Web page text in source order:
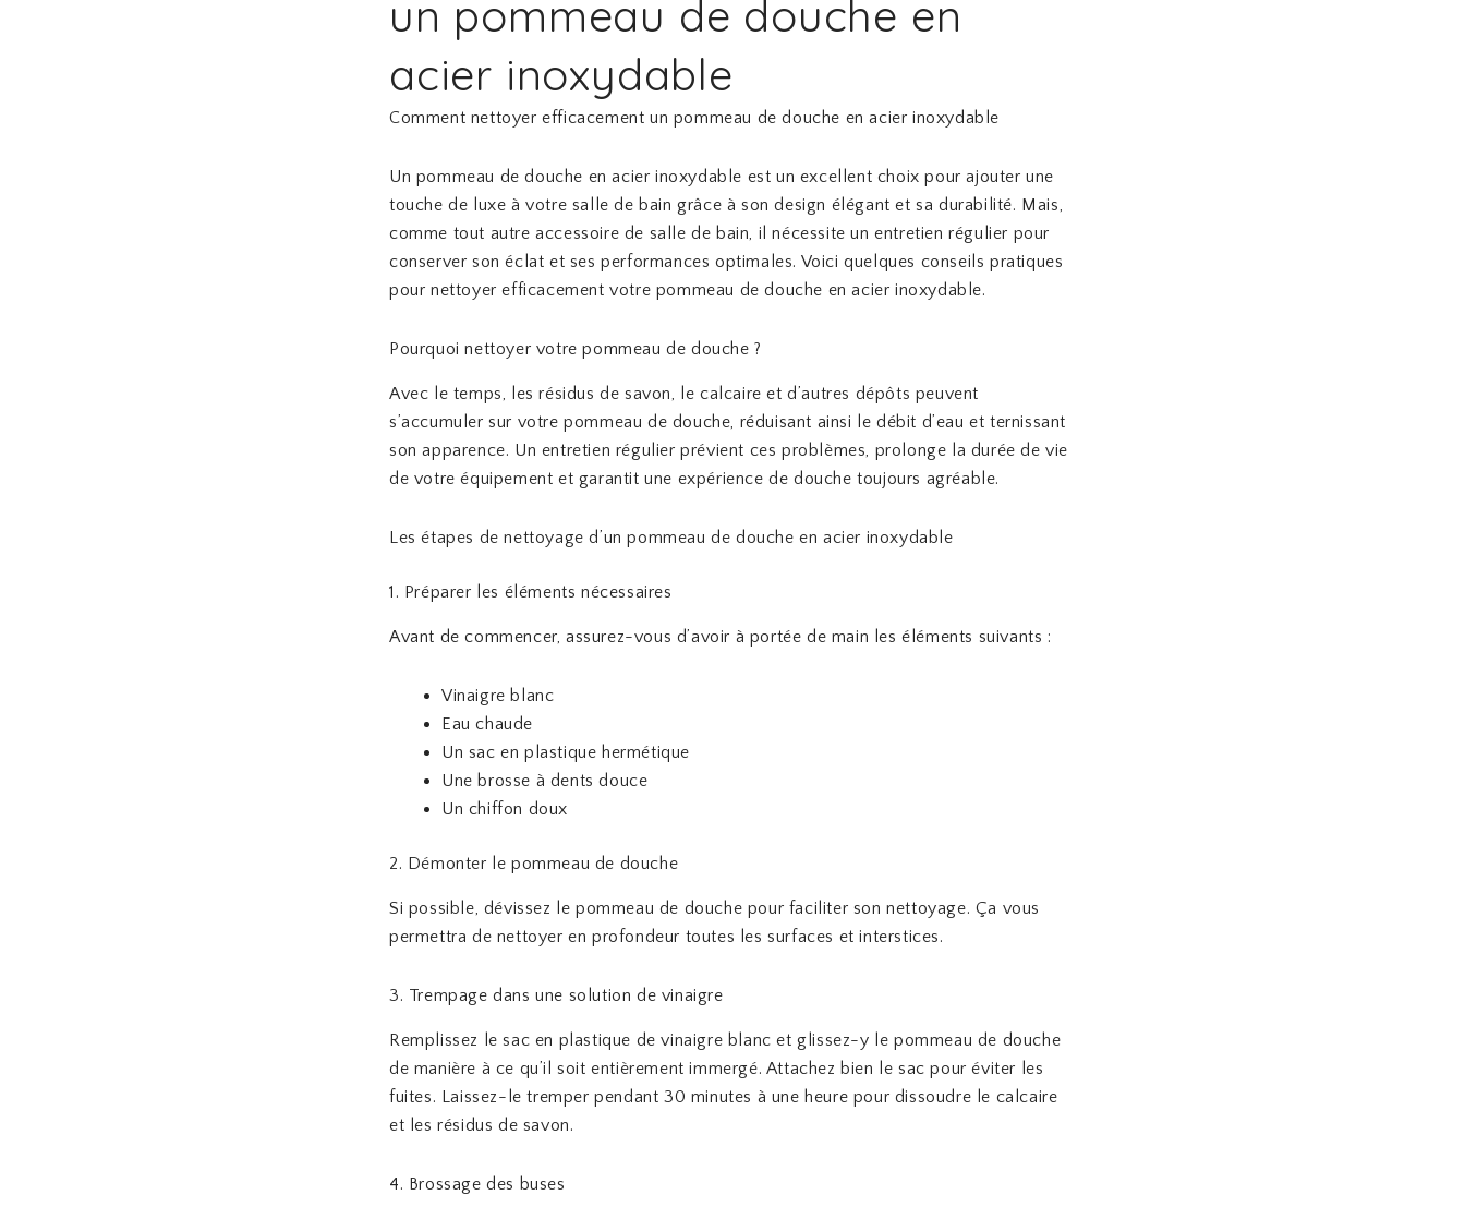
un pommeau de douche en
acier inoxydable
Comment nettoyer efficacement un pommeau de douche en acier inoxydable
Un pommeau de douche en acier inoxydable est un excellent choix pour ajouter une
touche de luxe à votre salle de bain grâce à son design élégant et sa durabilité. Mais,
comme tout autre accessoire de salle de bain, il nécessite un entretien régulier pour
conserver son éclat et ses performances optimales. Voici quelques conseils pratiques
pour nettoyer efficacement votre pommeau de douche en acier inoxydable.
Pourquoi nettoyer votre pommeau de douche ?
Avec le temps, les résidus de savon, le calcaire et d’autres dépôts peuvent
s’accumuler sur votre pommeau de douche, réduisant ainsi le débit d’eau et ternissant
son apparence. Un entretien régulier prévient ces problèmes, prolonge la durée de vie
de votre équipement et garantit une expérience de douche toujours agréable.
Les étapes de nettoyage d’un pommeau de douche en acier inoxydable
1. Préparer les éléments nécessaires
Avant de commencer, assurez-vous d’avoir à portée de main les éléments suivants :
Vinaigre blanc
Eau chaude
Un sac en plastique hermétique
Une brosse à dents douce
Un chiffon doux
2. Démonter le pommeau de douche
Si possible, dévissez le pommeau de douche pour faciliter son nettoyage. Ça vous
permettra de nettoyer en profondeur toutes les surfaces et interstices.
3. Trempage dans une solution de vinaigre
Remplissez le sac en plastique de vinaigre blanc et glissez-y le pommeau de douche
de manière à ce qu’il soit entièrement immergé. Attachez bien le sac pour éviter les
fuites. Laissez-le tremper pendant 30 minutes à une heure pour dissoudre le calcaire
et les résidus de savon.
4. Brossage des buses